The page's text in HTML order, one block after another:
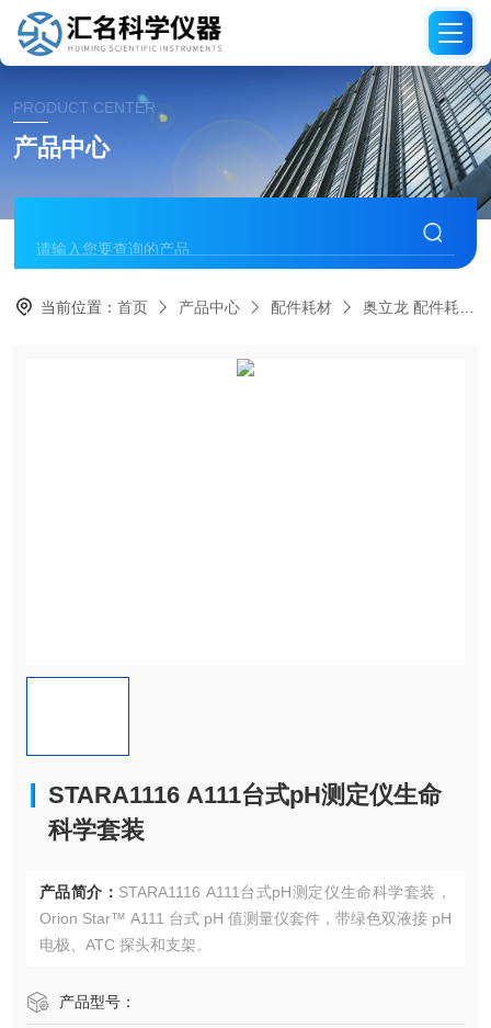
PRODUCT CENTER
产品中心
当前位置：首页 产品中心 配件耗材 奥立龙 配件耗材
STARA1116 A111台式pH测定仪生命
科学套装
产品简介： STARA1116 A111台式pH测定仪生命科学套装，
Orion Star™ A111 台式 pH 值测量仪套件，带绿色双液接 pH
电极、ATC 探头和支架。
产品型号：